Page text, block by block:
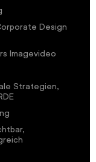
Design
Imagevideo
Strategien,